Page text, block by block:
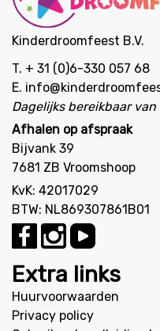
Kinderdroomfeest B.V.
T. + 31 (0)6-330 057 68
E.
Dagelijks bereikbaar
Afhalen op afspraak
Bijvank 39
7681 ZB Vroomshoop
KvK: 42017029
BTW: NL869307861B01
Extra links
Huurvoorwaarden
Privacy policy